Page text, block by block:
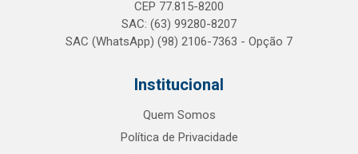
CEP 77.815-8200
SAC: (63) 99280-8207
SAC (WhatsApp) (98) 2106-7363 - Opção 7
Institucional
Quem Somos
Política de Privacidade